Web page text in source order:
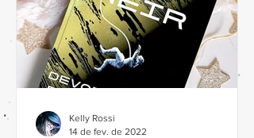
Kelly Rossi
14 de fev. de 2022